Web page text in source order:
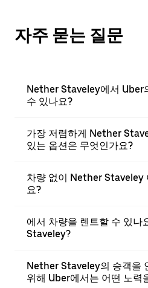
자주 묻는 질문
Nether Staveley에서 Uber
수 있나요?
가장 저렴하게 Nether
있는 옵션은 무엇인가요?
차량 없이 Nether Staveley
요?
에서 차량을 렌트할 수 있나
Staveley?
Nether Staveley의 승객을
위해 Uber에서는 어떤 노력